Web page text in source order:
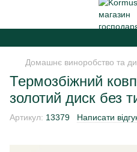
Домашнє виноробство та
Термозбіжний
золотий диск без
Артикул: 13379 Написати